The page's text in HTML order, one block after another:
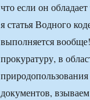
что если он
я статья Водного
выполняется
прокуратуру, в
документов,